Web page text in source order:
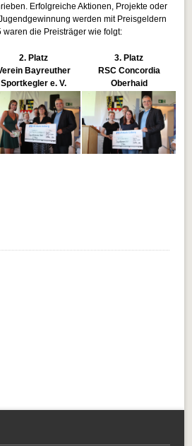
Erfolgreiche Aktionen, Projekte oder
werden mit Preisgeldern
die Preisträger wie folgt:
2. Platz
Bayreuther
Sportkegler e. V.
3. Platz
RSC Concordia
Oberhaid